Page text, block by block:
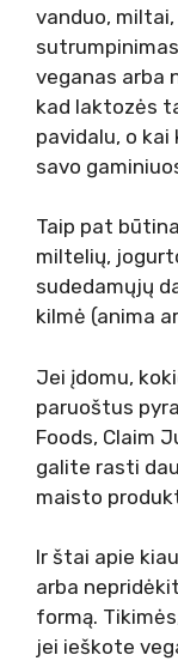
vanduo,
veganas arba
kad laktozės
pavidalu, o
savo
Taip pat
miltelių,
sudedamųjų
kilmė (anima
Jei įdomu,
paruoštus
Foods, Claim
galite rasti
maisto
Ir štai apie
arba
formą.
jei ieškote